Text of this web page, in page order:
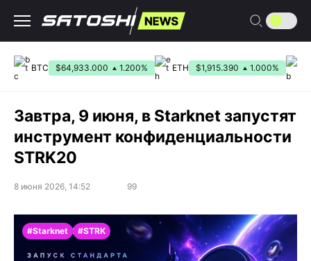
содержанию
BTC $64,933.000 1.200% ETH $1,915.390 1.000%
Завтра, 9 июня, в Starknet запустят
инструмент конфиденциальности
STRK20
8 июня 2026, 14:52 99
#Starknet #STRK